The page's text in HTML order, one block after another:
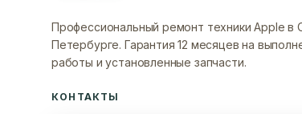
Профессиональный ремонт техники Apple в
Петербурге. Гарантия 12 месяцев на
работы и установленные запчасти.
КОНТАКТЫ